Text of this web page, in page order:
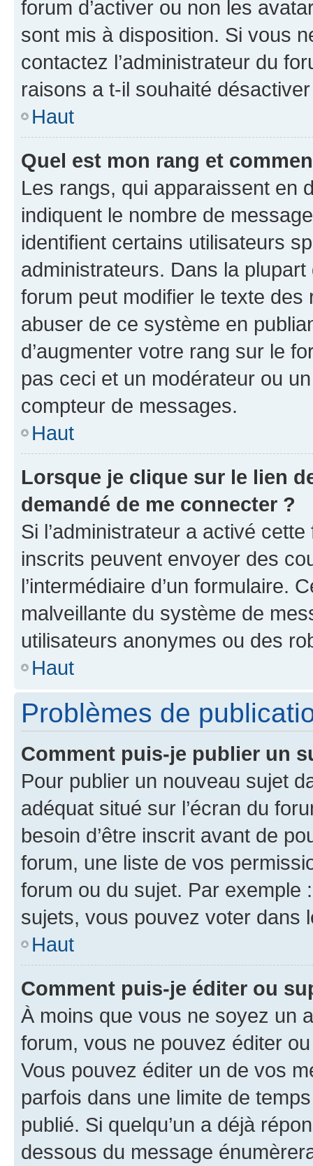
forum d’activer ou non les
sont mis à disposition. Si vous
contactez l’administrateur du
raisons a t-il souhaité
Haut
Quel est mon rang et
Les rangs, qui apparaissent en
indiquent le nombre de
identifient certains utilisateurs
administrateurs. Dans la
forum peut modifier le texte
abuser de ce système en
d’augmenter votre rang sur le
pas ceci et un modérateur ou
compteur de messages.
Haut
Lorsque je clique sur le lien
demandé de me connecter ?
Si l’administrateur a activé
inscrits peuvent envoyer des
l’intermédiaire d’un formulaire.
malveillante du système de
utilisateurs anonymes ou des
Haut
Problèmes de
Comment puis-je publier un
Pour publier un nouveau sujet
adéquat situé sur l’écran du
besoin d’être inscrit avant de
forum, une liste de vos
forum ou du sujet. Par exemple
sujets, vous pouvez voter dans
Haut
Comment puis-je éditer ou
À moins que vous ne soyez un
forum, vous ne pouvez éditer
Vous pouvez éditer un de vos
parfois dans une limite de
publié. Si quelqu’un a déjà
dessous du message